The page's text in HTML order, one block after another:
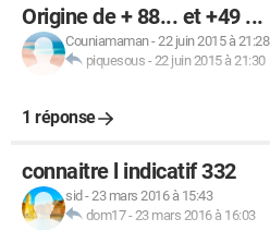
Origine de + 88... et +49 ...
Couniamaman-22 juin 2015 à 21:28
piquesous -22 juin 2015 à 21:30
1 réponse
connaitre l indicatif 332
sid -23 mars 2016 à 15:43
dom17-23 mars 2016 à 16:03